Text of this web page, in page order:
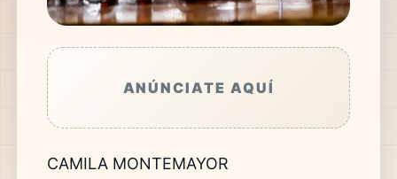
ANÚNCIATE AQUÍ
CAMILA MONTEMAYOR